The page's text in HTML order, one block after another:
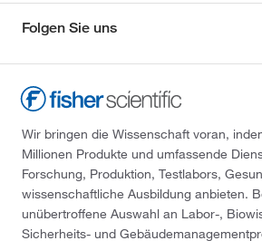
Folgen Sie uns
Wir bringen die Wissenschaft voran,
Millionen Produkte und umfassende
Forschung, Produktion, Testlabors,
wissenschaftliche Ausbildung anbieten.
unübertroffene Auswahl an Labor-,
Sicherheits- und